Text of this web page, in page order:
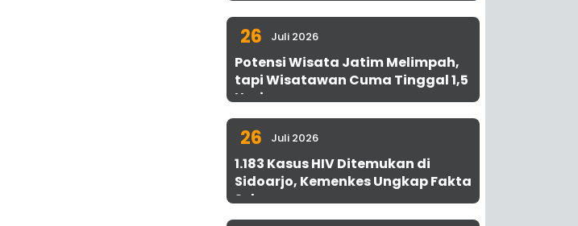
26 Juli 2026
Potensi Wisata Jatim Melimpah,
tapi Wisatawan Cuma Tinggal 1,5
Hari
26 Juli 2026
1.183 Kasus HIV Ditemukan di
Sidoarjo, Kemenkes Ungkap Fakta
Sebenarnya